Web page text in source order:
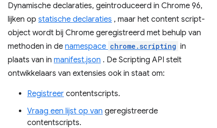
Dynamische declaraties, geïntroduceerd in Chrome 96,
lijken op statische declaraties , maar het content script-
object wordt bij Chrome geregistreerd met behulp van
methoden in de namespace chrome.scripting in
plaats van in manifest.json . De Scripting API stelt
ontwikkelaars van extensies ook in staat om:
Registreer contentscripts.
Vraag een lijst op van geregistreerde
contentscripts.